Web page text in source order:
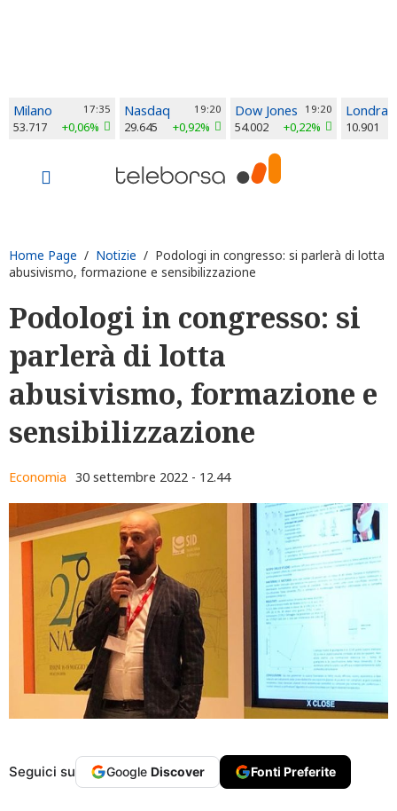
Milano 17:35
53.717 +0,06%
Nasdaq 19:20
29.645 +0,92%
Dow Jones 19:20
54.002 +0,22%
Londra
10.901
Home Page / Notizie / Podologi in congresso: si parlerà di lotta
abusivismo, formazione e sensibilizzazione
Podologi in congresso: si
parlerà di lotta
abusivismo, formazione e
sensibilizzazione
Economia 30 settembre 2022 - 12.44
Seguici su Google Discover Fonti Preferite